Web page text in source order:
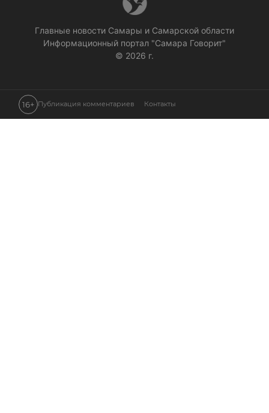
Главные новости Самары и Самарской области
Информационный портал "Самара Говорит"
© 2026 г.
16+ Публикация комментариев Контакты